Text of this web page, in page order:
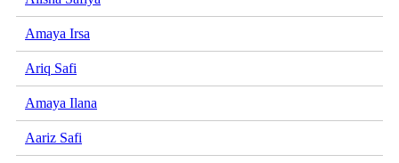
Amaya Irsa
Ariq Safi
Amaya Ilana
Aariz Safi